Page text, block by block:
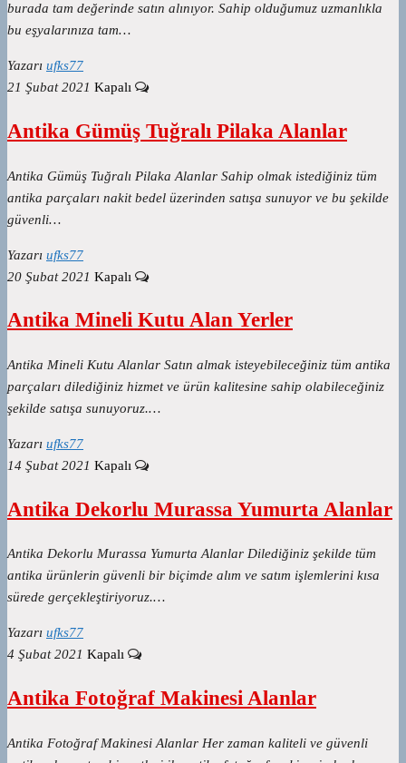
burada tam değerinde satın alınıyor. Sahip olduğumuz uzmanlıkla
bu eşyalarınıza tam…
Yazarı ufks77
21 Şubat 2021 Kapalı
Antika Gümüş Tuğralı Pilaka Alanlar
Antika Gümüş Tuğralı Pilaka Alanlar Sahip olmak istediğiniz tüm
antika parçaları nakit bedel üzerinden satışa sunuyor ve bu şekilde
güvenli…
Yazarı ufks77
20 Şubat 2021 Kapalı
Antika Mineli Kutu Alan Yerler
Antika Mineli Kutu Alanlar Satın almak isteyebileceğiniz tüm antika
parçaları dilediğiniz hizmet ve ürün kalitesine sahip olabileceğiniz
şekilde satışa sunuyoruz.…
Yazarı ufks77
14 Şubat 2021 Kapalı
Antika Dekorlu Murassa Yumurta Alanlar
Antika Dekorlu Murassa Yumurta Alanlar Dilediğiniz şekilde tüm
antika ürünlerin güvenli bir biçimde alım ve satım işlemlerini kısa
sürede gerçekleştiriyoruz.…
Yazarı ufks77
4 Şubat 2021 Kapalı
Antika Fotoğraf Makinesi Alanlar
Antika Fotoğraf Makinesi Alanlar Her zaman kaliteli ve güvenli